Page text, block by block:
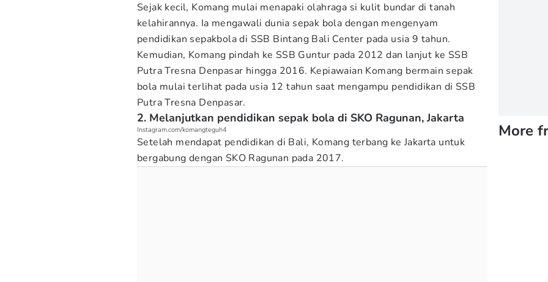
Sejak kecil, Komang mulai menapaki olahraga si kulit bundar di tanah
kelahirannya. Ia mengawali dunia sepak bola dengan mengenyam
pendidikan sepakbola di SSB Bintang Bali Center pada usia 9 tahun.
Kemudian, Komang pindah ke SSB Guntur pada 2012 dan lanjut ke SSB
Putra Tresna Denpasar hingga 2016. Kepiawaian Komang bermain sepak
bola mulai terlihat pada usia 12 tahun saat mengampu pendidikan di SSB
Putra Tresna Denpasar.
2. Melanjutkan pendidikan sepak bola di SKO Ragunan, Jakarta
Instagram.com/komangteguh4
Setelah mendapat pendidikan di Bali, Komang terbang ke Jakarta untuk
bergabung dengan SKO Ragunan pada 2017.
More